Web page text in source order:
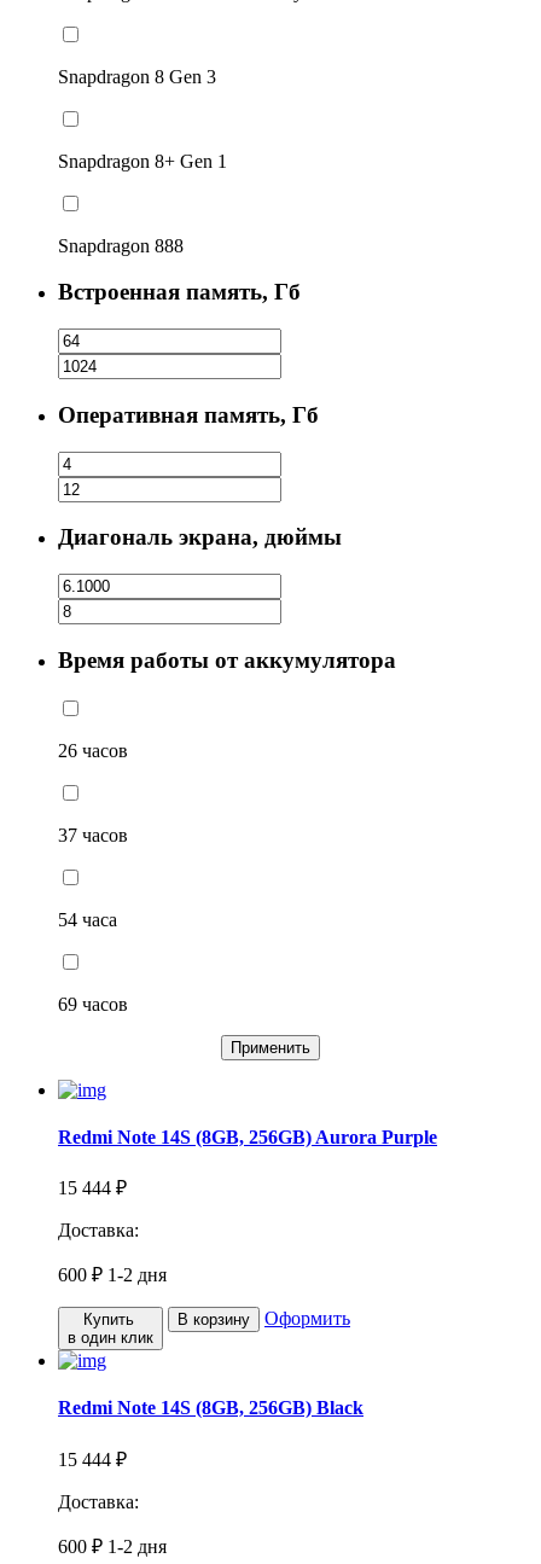
Snapdragon 8 Gen 3
Snapdragon 8+ Gen 1
Snapdragon 888
Встроенная память, Гб
Оперативная память, Гб
Диагональ экрана, дюймы
Время работы от аккумулятора
26 часов
37 часов
54 часа
69 часов
Применить
Redmi Note 14S (8GB, 256GB) Aurora Purple
15 444 ₽
Доставка:
600 ₽ 1-2 дня
Купить
в один клик
В корзину Оформить
Redmi Note 14S (8GB, 256GB) Black
15 444 ₽
Доставка:
600 ₽ 1-2 дня